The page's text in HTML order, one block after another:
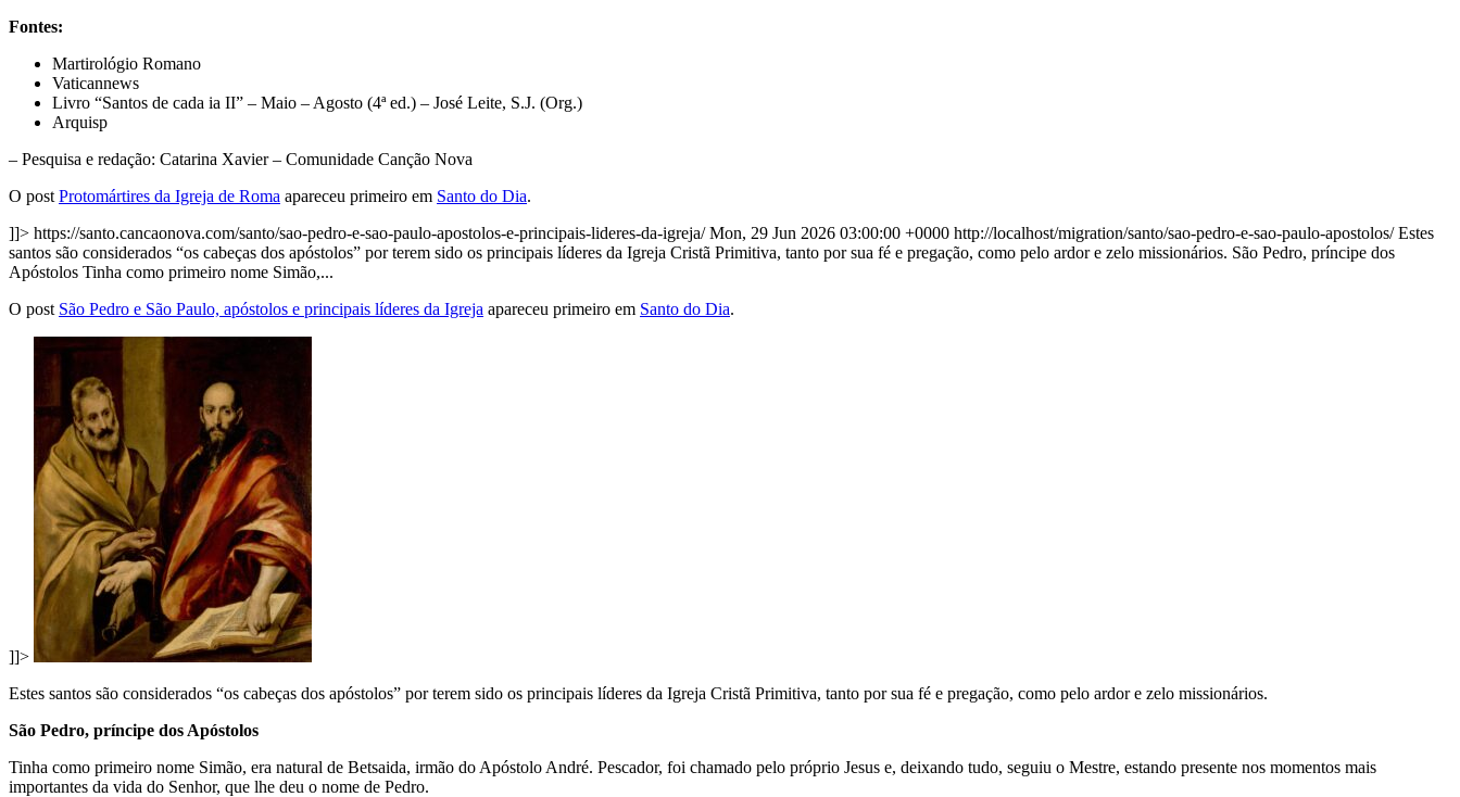
Fontes:
Martirológio Romano
Vaticannews
Livro “Santos de cada ia II” – Maio – Agosto (4ª ed.) – José Leite, S.J. (Org.)
Arquisp
– Pesquisa e redação: Catarina Xavier – Comunidade Canção Nova
O post Protomártires da Igreja de Roma apareceu primeiro em Santo do Dia.
]]> https://santo.cancaonova.com/santo/sao-pedro-e-sao-paulo-apostolos-e-principais-lideres-da-igreja/Mon, 29 Jun 2026 03:00:00 +0000 http://localhost/migration/santo/sao-pedro-e-sao-paulo-apostolos/ Estes
santos são considerados “os cabeças dos apóstolos” por terem sido os principais líderes da Igreja Cristã Primitiva, tanto por sua fé e pregação, como pelo ardor e zelo missionários. São Pedro, príncipe dos
Apóstolos Tinha como primeiro nome Simão,...
O post São Pedro e São Paulo, apóstolos e principais líderes da Igreja apareceu primeiro em Santo do Dia.
]]>
Estes santos são considerados “os cabeças dos apóstolos” por terem sido os principais líderes da Igreja Cristã Primitiva, tanto por sua fé e pregação, como pelo ardor e zelo missionários.
São Pedro, príncipe dos Apóstolos
Tinha como primeiro nome Simão, era natural de Betsaida, irmão do Apóstolo André. Pescador, foi chamado pelo próprio Jesus e, deixando tudo, seguiu o Mestre, estando presente nos momentos mais
importantes da vida do Senhor, que lhe deu o nome de Pedro.